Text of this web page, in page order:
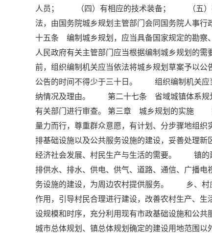
人员； （四）有相应的技术装备； （五）
法，由国务院城乡规划主管部门会同国务院人
十五条 编制城乡规划，应当具备国家规定的勘
人民政府有关主管部门应当根据编制城乡规划
前，组织编制机关应当依法将城乡规划草案予以公
公告的时间不得少于三十日。 组织编制机关应
纳情况及理由。 第二十七条 省域城镇体系规划
有关部门进行审查。 第三章 城乡规划的实施
量力而行，尊重群众意愿，有计划、分步骤地
排基础设施以及公共服务设施的建设，妥善处理
经济社会发展、村民生产与生活的需要。 镇的
排供水、排水、供电、供气、道路、通信、广播
务设施的建设，为周边农村提供服务。 乡、村
作用，引导村民合理进行建设，改善农村生产
设规模和时序，充分利用现有市政基础设施和公
城市总体规划、镇总体规划确定的建设用地范